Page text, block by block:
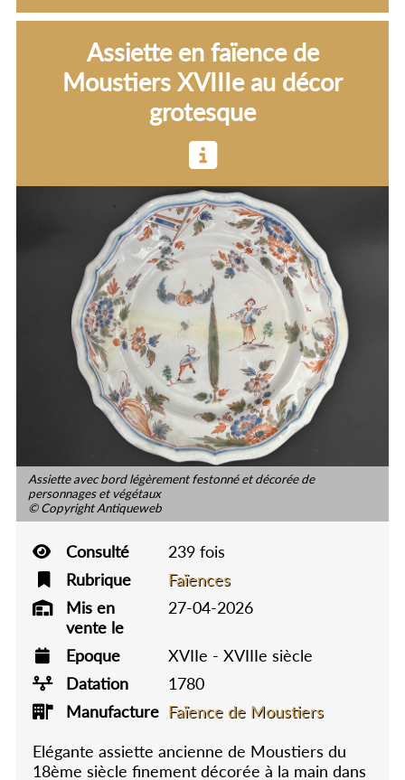
Assiette en faïence de
Moustiers XVIIIe au décor
grotesque
Assiette avec bord légèrement festonné et décorée de
personnages et végétaux
© Copyright Antiqueweb
Consulté
239 fois
Rubrique
Faïences
Mis en
vente le
27-04-2026
Epoque
XVIIe - XVIIIe siècle
Datation
1780
Manufacture Faïence de Moustiers
Elégante assiette ancienne de Moustiers du
18ème siècle finement décorée à la main dans